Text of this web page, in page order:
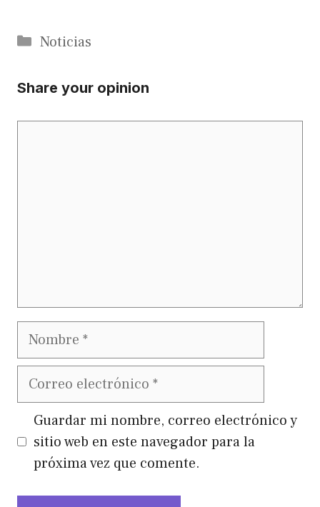
Categorías
Noticias
Share your opinion
Nombre
Correo
Guardar mi nombre, correo electrónico y
sitio web en este navegador para la
próxima vez que comente.